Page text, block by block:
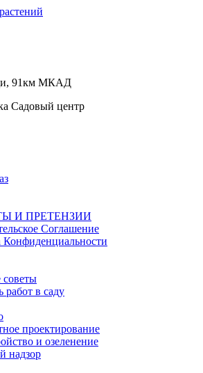
91км МКАД
Садовый центр
И ПРЕТЕНЗИИ
Соглашение
работ в саду
проектирование
и озеленение
надзор